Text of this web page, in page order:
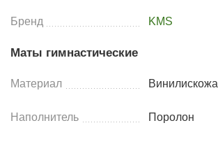
Бренд KMS
Маты гимнастические
Материал Винилискожа
Наполнитель Поролон